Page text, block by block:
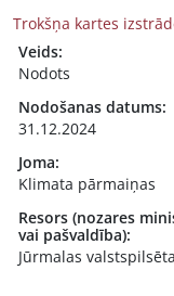
Trokšņa kartes
Veids:
Nodots
Nodošanas datums:
31.12.2024
Joma:
Klimata pārmaiņas
Resors (nozares
vai pašvaldība):
Jūrmalas